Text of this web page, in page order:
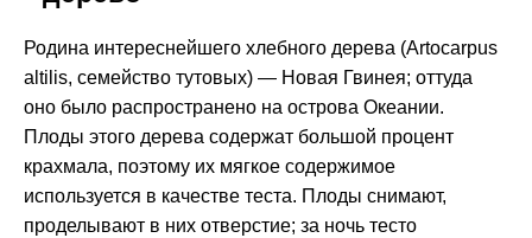
Родина интереснейшего хлебного дерева (Artocarpus
altilis, семейство тутовых) — Новая Гвинея; оттуда
оно было распространено на острова Океании.
Плоды этого дерева содержат большой процент
крахмала, поэтому их мягкое содержимое
используется в качестве теста. Плоды снимают,
проделывают в них отверстие; за ночь тесто